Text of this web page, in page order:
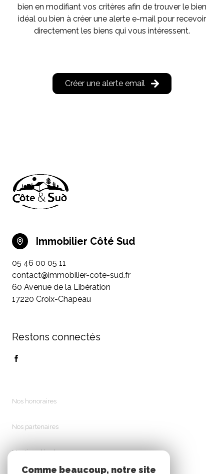
bien en modifiant vos critères afin de trouver le bien
idéal ou bien à créer une alerte e-mail pour recevoir
directement les biens qui vous intéressent.
Créer une alerte email
Immobilier Côté Sud
05 46 00 05 11
contact@immobilier-cote-sud.fr
60 Avenue de la Libération
17220 Croix-Chapeau
Restons connectés
Nos honoraires
Nos partenaires
Mentions légales
Comme beaucoup, notre site